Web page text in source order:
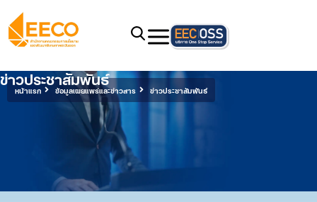
หน้าแรก ข้อมูลเผยแพร่และข่าวสาร ข่าวประชาสัมพันธ์
ข่าวประชาสัมพันธ์